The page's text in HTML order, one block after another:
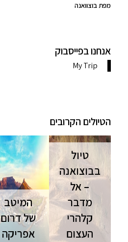
מפת בוצוואנה
אנחנו בפייסבוק
הטיולים הקרובים
טיול
בבוצואנה
– אל
מדבר
קלהרי
העצום
המיטב
של דרום
אפריקה